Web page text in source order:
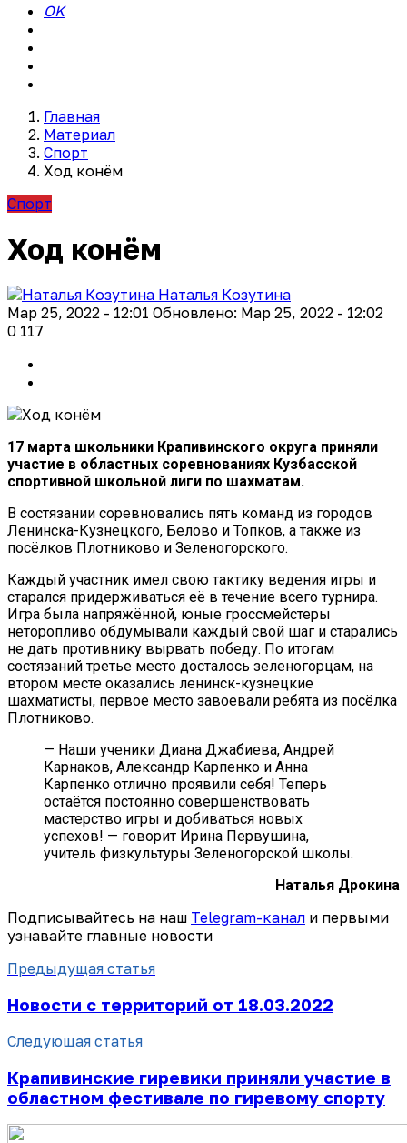
OK
Главная
Материал
Спорт
Ход конём
Спорт
Ход конём
Наталья Козутина
Мар 25, 2022 - 12:01 Обновлено: Мар 25, 2022 - 12:02
0 117
17 марта школьники Крапивинского округа приняли
участие в областных соревнованиях Кузбасской
спортивной школьной лиги по шахматам.
В состязании соревновались пять команд из городов
Ленинска-Кузнецкого, Белово и Топков, а также из
посёлков Плотниково и Зеленогорского.
Каждый участник имел свою тактику ведения игры и
старался придерживаться её в течение всего турнира.
Игра была напряжённой, юные гроссмейстеры
неторопливо обдумывали каждый свой шаг и старались
не дать противнику вырвать победу. По итогам
состязаний третье место досталось зеленогорцам, на
втором месте оказались ленинск-кузнецкие
шахматисты, первое место завоевали ребята из посёлка
Плотниково.
— Наши ученики Диана Джабиева, Андрей
Карнаков, Александр Карпенко и Анна
Карпенко отлично проявили себя! Теперь
остаётся постоянно совершенствовать
мастерство игры и добиваться новых
успехов! — говорит Ирина Первушина,
учитель физкультуры Зеленогорской школы.
Наталья Дрокина
Подписывайтесь на наш Telegram-канал и первыми
узнавайте главные новости
Предыдущая статья
Новости с территорий от 18.03.2022
Следующая статья
Крапивинские гиревики приняли участие в
областном фестивале по гиревому спорту